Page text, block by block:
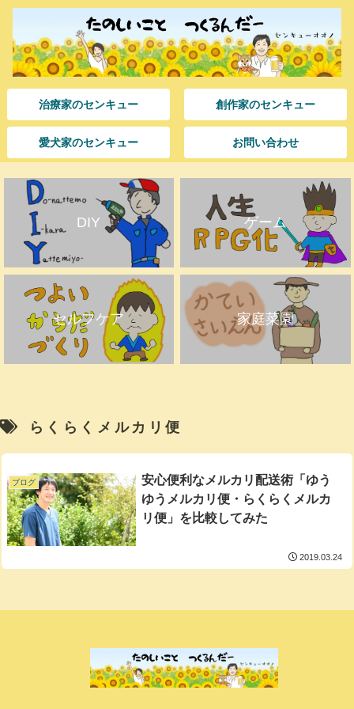
治療家のセンキュー 創作家のセンキュー
愛犬家のセンキュー お問い合わせ
DIY ゲーム
セルフケア 家庭菜園
らくらくメルカリ便
ブログ
安心便利なメルカリ配送術「ゆう
ゆうメルカリ便・らくらくメルカ
リ便」を比較してみた
2019.03.24